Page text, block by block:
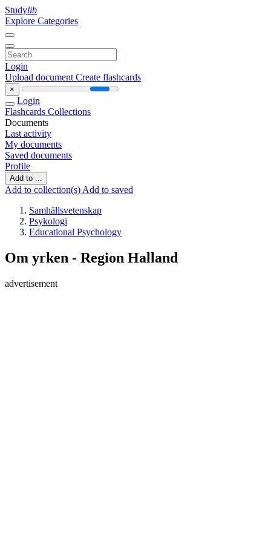
Studylib
Explore Categories
Login
Upload document Create flashcards
×
Login
Flashcards Collections
Documents
Last activity
My documents
Saved documents
Profile
Add to ...
Add to collection(s) Add to saved
Samhällsvetenskap
Psykologi
Educational Psychology
Om yrken - Region Halland
advertisement